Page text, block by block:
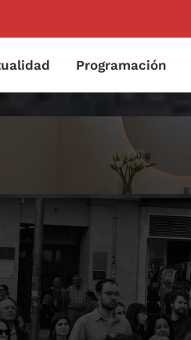
Programación